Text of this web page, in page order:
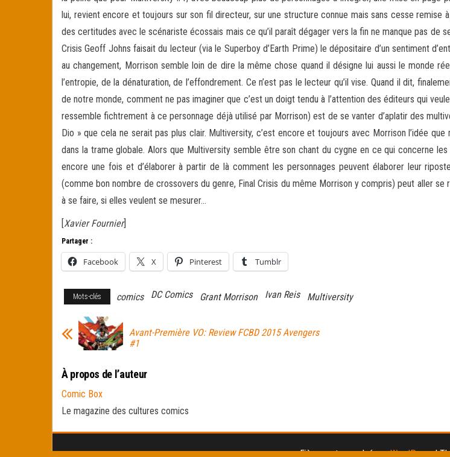
lui, revient encore et toujours sur son fil directeur, sur une structure connue mais sans cesse remise
des certitudes avec le scénariste écossais mais ce qu’il paraît dégager vers la fin ne manque pas de
Crisis Geoff Johns faisait du lecteur (via le Superboy d’Earth Prime) le dépositaire d’un sentiment
au changement, Morrison semble loin de dire la même chose quand il désigne lui aussi le monde
l’entropie, de la dénaturation, de l’effondrement. Ce n’est pas le lecteur qu’il vise. Quand il dit,
de notre monde, comment ne pas imaginer que c’est un doigt tendu à l’attention des éditeurs qui
ressemble fichtrement à ce personnage déjà utilisé par Morrison) est de se vanter d’aplatir des
Dio » que cela ne serait pas plus clair. Multiversity, c’est encore et toujours avec Morrison l’idée
dans la trame globale. Alors que Multiversity semble être son chant du cygne en ce qui concerne
encore une fois et d’élaborer à partir de là comment les personnages peuvent élaborer leur
(comme bon nombre de crossovers du genre, Final Crisis du même Morrison y compris) peut aller se
à se faire, si elles veulent se mesurer…
[Xavier Fournier]
Partager :
Facebook X Pinterest Tumblr
Mots-clés comics DC Comics Grant Morrison Ivan Reis Multiversity
Avant-Première VO: Review FCBD 2015 Avengers
#1
À propos de l’auteur
Comic Box
Le magazine des cultures comics
Fièrement propulsé parWordPress |